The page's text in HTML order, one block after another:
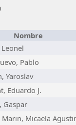
Nombre
Pablo
Yaroslav
Eduardo J.
Gaspar
Micaela